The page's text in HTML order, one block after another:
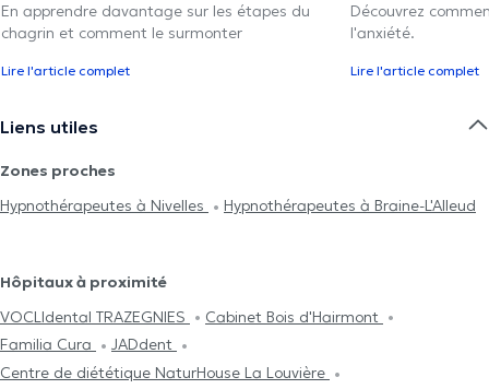
En apprendre davantage sur les étapes du
chagrin et comment le surmonter
Lire l'article complet
Découvrez
l'anxiété.
Lire l'article complet
Liens utiles
Zones proches
Hypnothérapeutes à Nivelles
Hypnothérapeutes à Braine-L'Alleud
Hôpitaux à proximité
VOCLIdental TRAZEGNIES
Cabinet Bois d'Hairmont
Familia Cura
JADdent
Centre de diététique NaturHouse La Louvière